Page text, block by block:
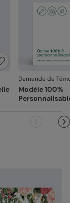
Demande de
Modèle 100%